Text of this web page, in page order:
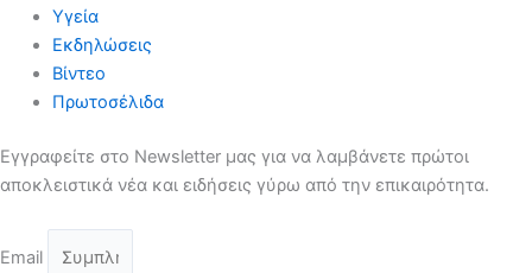
Υγεία
Εκδηλώσεις
Βίντεο
Πρωτοσέλιδα
Εγγραφείτε στο Newsletter μας για να λαμβάνετε πρώτοι
αποκλειστικά νέα και ειδήσεις γύρω από την επικαιρότητα.
Email